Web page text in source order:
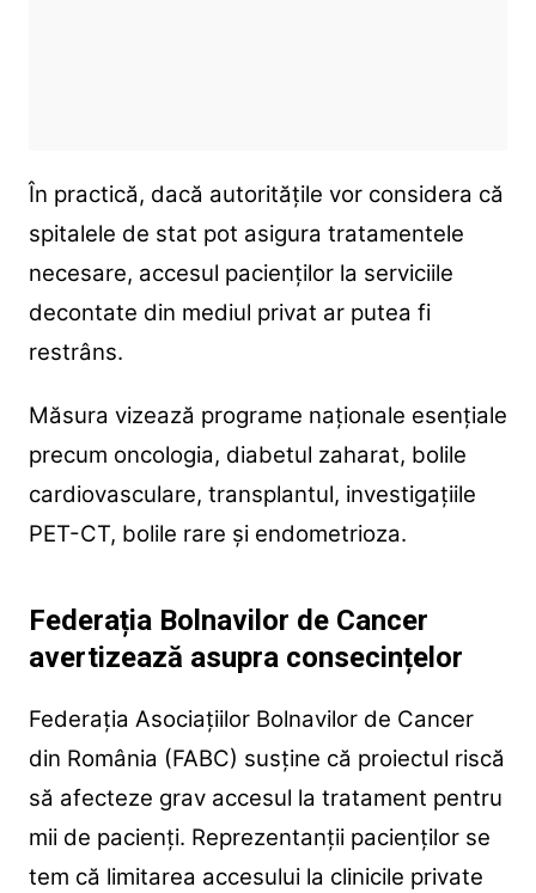
În practică, dacă autoritățile vor considera că
spitalele de stat pot asigura tratamentele
necesare, accesul pacienților la serviciile
decontate din mediul privat ar putea fi
restrâns.
Măsura vizează programe naționale esențiale
precum oncologia, diabetul zaharat, bolile
cardiovasculare, transplantul, investigațiile
PET-CT, bolile rare și endometrioza.
Federația Bolnavilor de Cancer
avertizează asupra consecințelor
Federația Asociațiilor Bolnavilor de Cancer
din România (FABC) susține că proiectul riscă
să afecteze grav accesul la tratament pentru
mii de pacienți. Reprezentanții pacienților se
tem că limitarea accesului la clinicile private